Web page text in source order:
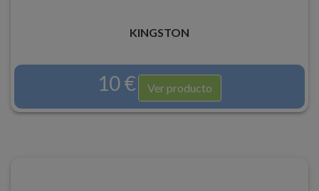
KINGSTON
10 € Ver producto